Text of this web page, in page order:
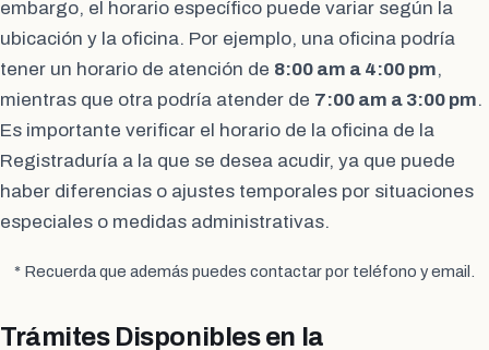
embargo, el horario específico puede variar según la
ubicación y la oficina. Por ejemplo, una oficina podría
tener un horario de atención de 8:00 am a 4:00 pm,
mientras que otra podría atender de 7:00 am a 3:00 pm.
Es importante verificar el horario de la oficina de la
Registraduría a la que se desea acudir, ya que puede
haber diferencias o ajustes temporales por situaciones
especiales o medidas administrativas.
* Recuerda que además puedes contactar por teléfono y email.
Trámites Disponibles en la